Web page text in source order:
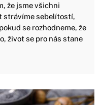
že jsme všichni
strávíme sebelítostí,
se rozhodneme, že
život se pro nás stane